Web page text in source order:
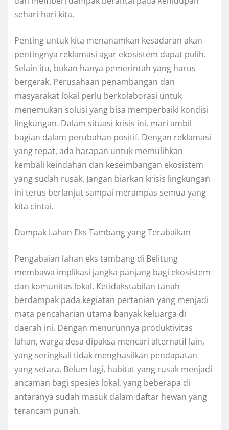
sehari-hari kita.
Penting untuk kita menanamkan kesadaran akan
pentingnya reklamasi agar ekosistem dapat pulih.
Selain itu, bukan hanya pemerintah yang harus
bergerak. Perusahaan penambangan dan
masyarakat lokal perlu berkolaborasi untuk
menemukan solusi yang bisa memperbaiki kondisi
lingkungan. Dalam situasi krisis ini, mari ambil
bagian dalam perubahan positif. Dengan reklamasi
yang tepat, ada harapan untuk memulihkan
kembali keindahan dan keseimbangan ekosistem
yang sudah rusak. Jangan biarkan krisis lingkungan
ini terus berlanjut sampai merampas semua yang
kita cintai.
Dampak Lahan Eks Tambang yang Terabaikan
Pengabaian lahan eks tambang di Belitung
membawa implikasi jangka panjang bagi ekosistem
dan komunitas lokal. Ketidakstabilan tanah
berdampak pada kegiatan pertanian yang menjadi
mata pencaharian utama banyak keluarga di
daerah ini. Dengan menurunnya produktivitas
lahan, warga desa dipaksa mencari alternatif lain,
yang seringkali tidak menghasilkan pendapatan
yang setara. Belum lagi, habitat yang rusak menjadi
ancaman bagi spesies lokal, yang beberapa di
antaranya sudah masuk dalam daftar hewan yang
terancam punah.